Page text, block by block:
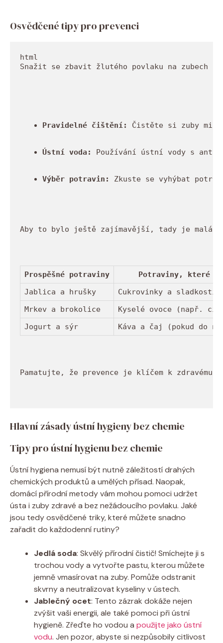
Osvědčené tipy pro prevenci
Snažit se zbavit žlutého povlaku na zubech
Pravidelné čištění: Čistěte si zuby
Ústní voda: Používání ústní vody s
Výběr potravin: Zkuste se vyhýbat
Aby to bylo ještě zajímavější, tady je malá
Prospěšné potraviny
Potraviny, které
Jablica a hrušky
Cukrovinky a sladkosti
Mrkev a brokolice
Kyselé ovoce (např.
Jogurt a sýr
Káva a čaj (pokud do
Pamatujte, že prevence je klíčem k
Hlavní zásady ústní‌ hygieny bez chemie
Tipy pro ústní hygienu bez ⁢chemie
Ústní hygiena nemusí být nutně záležitostí drahých
chemických⁢ produktů a umělých přísad. Naopak,
domácí přírodní metody vám mohou ‌pomoci udržet
‌ústa i‍ zuby zdravé ‌a bez nežádoucího​ povlaku.‌ Jaké
⁢jsou tedy osvědčené triky, které můžete snadno
zařadit do každodenní rutiny?
Jedlá soda:‌ Skvělý‍ přírodní čistič!⁣ Smíchejte ji s
trochou vody a ⁤vytvořte pastu, kterou můžete
jemně vmasírovat na zuby. Pomůže​ odstranit
skvrny a neutralizovat kyseliny v ústech.
Jablečný ocet: Tento zázrak ⁤dokáže nejen
zvýšit ‌vaši energii, ale také⁣ pomoci při ústní
hygieně. Zřeďte ho vodou​ a použijte jako ústní
vodu. Jen pozor, abyste si ‍nezpůsobily citlivost